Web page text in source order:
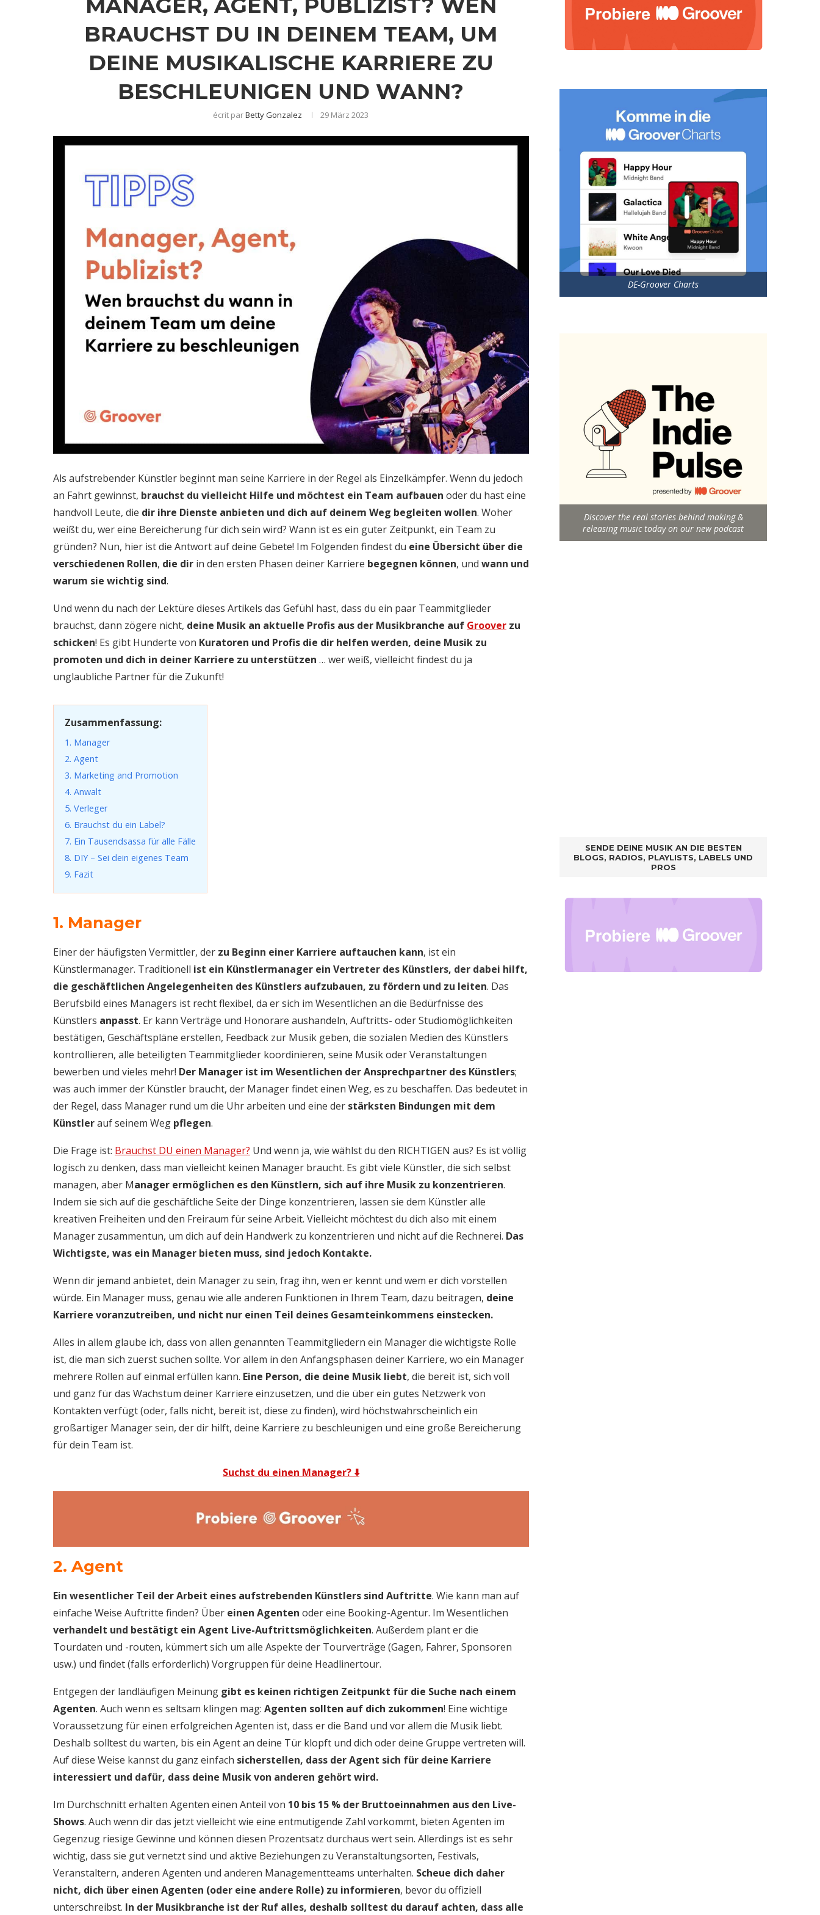
BRAUCHST DU IN DEINEM TEAM, UM
DEINE MUSIKALISCHE KARRIERE ZU
BESCHLEUNIGEN UND WANN?
écrit parBetty Gonzalez 29 März 2023
Als aufstrebender Künstler beginnt man seine Karriere in der Regel als Einzelkämpfer. Wenn du jedoch
an Fahrt gewinnst, brauchst du vielleicht Hilfe und möchtest ein Team aufbauen oder du hast eine
handvoll Leute, die dir ihre Dienste anbieten und dich auf deinem Weg begleiten wollen. Woher
weißt du, wer eine Bereicherung für dich sein wird? Wann ist es ein guter Zeitpunkt, ein Team zu
gründen? Nun, hier ist die Antwort auf deine Gebete! Im Folgenden findest du eine Übersicht über die
verschiedenen Rollen, die dir in den ersten Phasen deiner Karriere begegnen können, und wann und
warum sie wichtig sind.
Und wenn du nach der Lektüre dieses Artikels das Gefühl hast, dass du ein paar Teammitglieder
brauchst, dann zögere nicht, deine Musik an aktuelle Profis aus der Musikbranche auf Groover zu
schicken! Es gibt Hunderte von Kuratoren und Profis die dir helfen werden, deine Musik zu
promoten und dich in deiner Karriere zu unterstützen … wer weiß, vielleicht findest du ja
unglaubliche Partner für die Zukunft!
Zusammenfassung:
1. Manager
2. Agent
3. Marketing and Promotion
4. Anwalt
5. Verleger
6. Brauchst du ein Label?
7. Ein Tausendsassa für alle Fälle
8. DIY – Sei dein eigenes Team
9. Fazit
1. Manager
Einer der häufigsten Vermittler, der zu Beginn einer Karriere auftauchen kann, ist ein
Künstlermanager. Traditionell ist ein Künstlermanager ein Vertreter des Künstlers, der dabei hilft,
die geschäftlichen Angelegenheiten des Künstlers aufzubauen, zu fördern und zu leiten. Das
Berufsbild eines Managers ist recht flexibel, da er sich im Wesentlichen an die Bedürfnisse des
Künstlers anpasst. Er kann Verträge und Honorare aushandeln, Auftritts- oder Studiomöglichkeiten
bestätigen, Geschäftspläne erstellen, Feedback zur Musik geben, die sozialen Medien des Künstlers
kontrollieren, alle beteiligten Teammitglieder koordinieren, seine Musik oder Veranstaltungen
bewerben und vieles mehr! Der Manager ist im Wesentlichen der Ansprechpartner des Künstlers;
was auch immer der Künstler braucht, der Manager findet einen Weg, es zu beschaffen. Das bedeutet in
der Regel, dass Manager rund um die Uhr arbeiten und eine der stärksten Bindungen mit dem
Künstlerauf seinem Weg pflegen.
Die Frage ist: Brauchst DU einen Manager? Und wenn ja, wie wählst du den RICHTIGEN aus? Es ist völlig
logisch zu denken, dass man vielleicht keinen Manager braucht. Es gibt viele Künstler, die sich selbst
managen, aber Manager ermöglichen es den Künstlern, sich auf ihre Musik zu konzentrieren.
Indem sie sich auf die geschäftliche Seite der Dinge konzentrieren, lassen sie dem Künstler alle
kreativen Freiheiten und den Freiraum für seine Arbeit. Vielleicht möchtest du dich also mit einem
Manager zusammentun, um dich auf dein Handwerk zu konzentrieren und nicht auf die Rechnerei. Das
Wichtigste, was ein Manager bieten muss, sind jedoch Kontakte.
Wenn dir jemand anbietet, dein Manager zu sein, frag ihn, wen er kennt und wem er dich vorstellen
würde. Ein Manager muss, genau wie alle anderen Funktionen in Ihrem Team, dazu beitragen, deine
Karriere voranzutreiben, und nicht nur einen Teil deines Gesamteinkommens einstecken.
Alles in allem glaube ich, dass von allen genannten Teammitgliedern ein Manager die wichtigste Rolle
ist, die man sich zuerst suchen sollte. Vor allem in den Anfangsphasen deiner Karriere, wo ein Manager
mehrere Rollen auf einmal erfüllen kann. Eine Person, die deine Musik liebt, die bereit ist, sich voll
und ganz für das Wachstum deiner Karriere einzusetzen, und die über ein gutes Netzwerk von
Kontakten verfügt (oder, falls nicht, bereit ist, diese zu finden), wird höchstwahrscheinlich ein
großartiger Manager sein, der dir hilft, deine Karriere zu beschleunigen und eine große Bereicherung
für dein Team ist.
Suchst du einen Manager? ⬇️
2. Agent
Ein wesentlicher Teil der Arbeit eines aufstrebenden Künstlers sind Auftritte. Wie kann man auf
einfache Weise Auftritte finden? Über einen Agenten oder eine Booking-Agentur. Im Wesentlichen
verhandelt und bestätigt ein Agent Live-Auftrittsmöglichkeiten. Außerdem plant er die
Tourdaten und -routen, kümmert sich um alle Aspekte der Tourverträge (Gagen, Fahrer, Sponsoren
usw.) und findet (falls erforderlich) Vorgruppen für deine Headlinertour.
Entgegen der landläufigen Meinung gibt es keinen richtigen Zeitpunkt für die Suche nach einem
Agenten. Auch wenn es seltsam klingen mag: Agenten sollten auf dich zukommen! Eine wichtige
Voraussetzung für einen erfolgreichen Agenten ist, dass er die Band und vor allem die Musik liebt.
Deshalb solltest du warten, bis ein Agent an deine Tür klopft und dich oder deine Gruppe vertreten will.
Auf diese Weise kannst du ganz einfach sicherstellen, dass der Agent sich für deine Karriere
interessiert und dafür, dass deine Musik von anderen gehört wird.
Im Durchschnitt erhalten Agenten einen Anteil von 10 bis 15 % der Bruttoeinnahmen aus den Live-
Shows. Auch wenn dir das jetzt vielleicht wie eine entmutigende Zahl vorkommt, bieten Agenten im
Gegenzug riesige Gewinne und können diesen Prozentsatz durchaus wert sein. Allerdings ist es sehr
wichtig, dass sie gut vernetzt sind und aktive Beziehungen zu Veranstaltungsorten, Festivals,
Veranstaltern, anderen Agenten und anderen Managementteams unterhalten. Scheue dich daher
nicht, dich über einen Agenten (oder eine andere Rolle) zu informieren, bevor du offiziell
unterschreibst. In der Musikbranche ist der Ruf alles, deshalb solltest du darauf achten, dass alle
DE-Groover Charts
Discover the real stories behind making &
releasing music today on our new podcast
SENDE DEINE MUSIK AN DIE BESTEN
BLOGS, RADIOS, PLAYLISTS, LABELS UND
PROS